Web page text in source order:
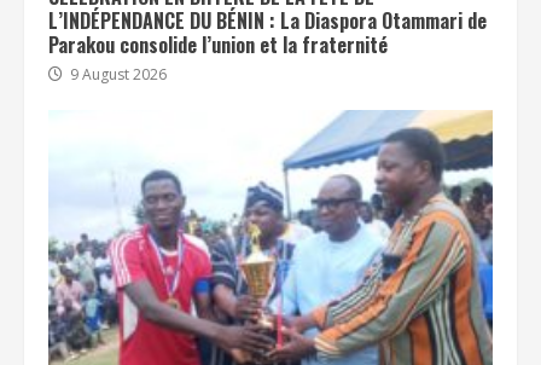
L’INDÉPENDANCE DU BÉNIN : La Diaspora Otammari de
Parakou consolide l’union et la fraternité
9 August 2026